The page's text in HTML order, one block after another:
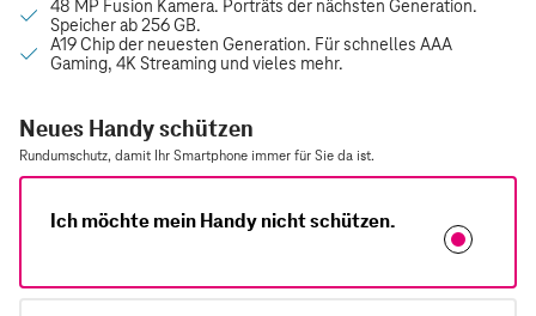
Neues Handy schützen
Rundumschutz, damit Ihr Smartphone immer für Sie da ist.
Ich möchte mein Handy nicht schützen.